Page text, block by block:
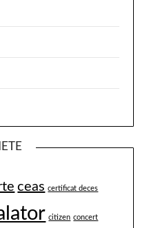
ceas certificat deces
citizen concert